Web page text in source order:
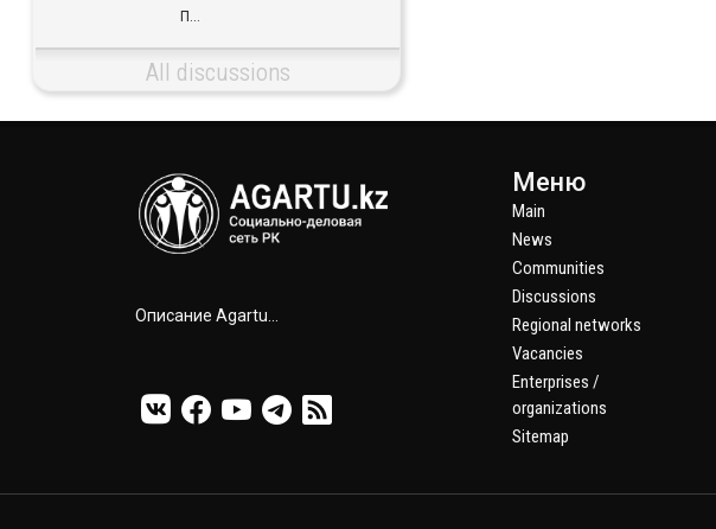
п...
All discussions
Описание Agartu...
Меню
Main
News
Communities
Discussions
Regional networks
Vacancies
Enterprises /
organizations
Sitemap